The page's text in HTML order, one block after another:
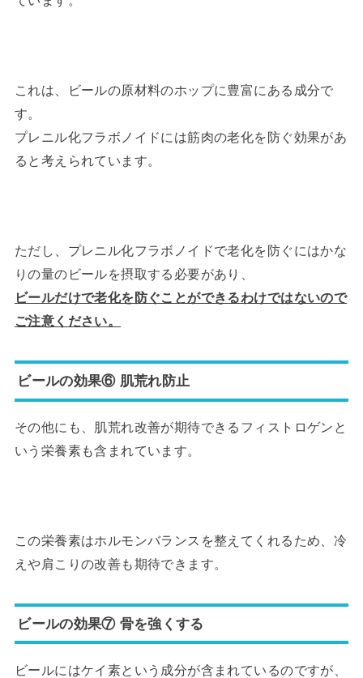
これは、ビールの原材料のホップに豊富にある成分で
す。
プレニル化フラボノイドには筋肉の老化を防ぐ効果があ
ると考えられています。
ただし、プレニル化フラボノイドで老化を防ぐにはかな
りの量のビールを摂取する必要があり、
ビールだけで老化を防ぐことができるわけではないので
ご注意ください。
ビールの効果⑥ 肌荒れ防止
その他にも、肌荒れ改善が期待できるフィストロゲンと
いう栄養素も含まれています。
この栄養素はホルモンバランスを整えてくれるため、冷
えや肩こりの改善も期待できます。
ビールの効果⑦ 骨を強くする
ビールにはケイ素という成分が含まれているのですが、